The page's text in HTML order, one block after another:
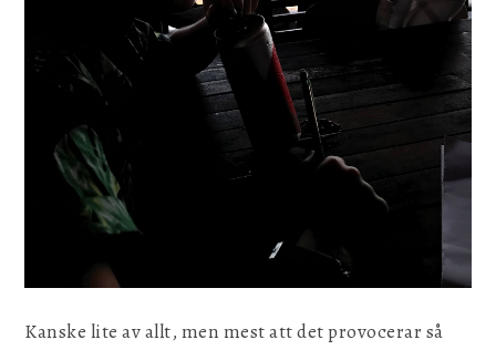
Kanske lite av allt, men mest att det provocerar så